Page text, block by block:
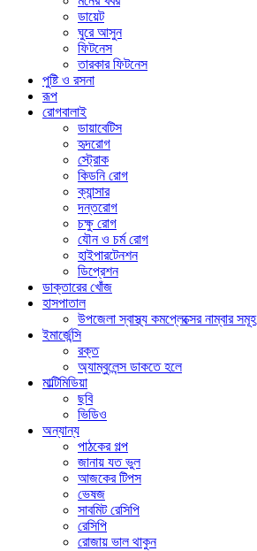
ডায়েট
ঘুরে আসুন
ফিটনেস
তারকার ফিটনেস
পুষ্টি ও রসনা
রূপ
রোগবালাই
ডায়াবেটিস
হৃদরোগ
স্ট্রোক
কিডনি রোগ
ক্যান্সার
দন্তরোগ
চক্ষু রোগ
যৌন ও চর্ম রোগ
হাইপারটেনশন
ডিপ্রেশন
ডাক্তারের খোঁজ
হাসপাতাল
উপজেলা স্বাস্থ্য কমপ্লেক্সের নাম্বার সমূহ
ইমার্জেন্সি
রক্ত
অ্যাম্বুলেন্স ডাকতে হলে
মাল্টিমিডিয়া
ছবি
ভিডিও
অন্যান্য
পাঠকের গল্প
জানায় যত ভুল
আজকের টিপস
ভেষজ
সাবমিট রেসিপি
রেসিপি
রোজায় ভাল থাকুন